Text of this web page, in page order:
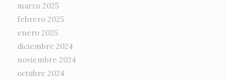
marzo 2025
febrero 2025
enero 2025
diciembre 2024
noviembre 2024
octubre 2024